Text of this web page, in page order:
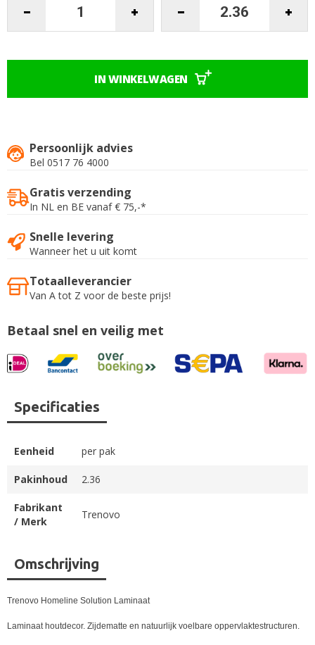
IN WINKELWAGEN
Persoonlijk advies
Bel 0517 76 4000
Gratis verzending
In NL en BE vanaf € 75,-*
Snelle levering
Wanneer het u uit komt
Totaalleverancier
Van A tot Z voor de beste prijs!
Betaal snel en veilig met
Omschrijving
Trenovo Homeline Solution Laminaat
Laminaat houtdecor. Zijdematte en natuurlijk voelbare oppervlaktestructuren.
Specificaties
Eenheid per pak
Pakinhoud 2.36
Fabrikant
/ Merk
Trenovo